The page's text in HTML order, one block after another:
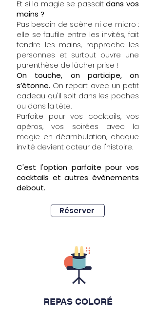
Et si la magie se passaitdans vos
mains ?
Pas besoin de scène ni de micro :
elle se faufile entre les invités, fait
tendre les mains, rapproche les
personnes et surtout ouvre une
parenthèse de lâcher prise !
On touche, on participe, on
s’étonne. On repart avec un petit
cadeau qu'il soit dans les poches
ou dans la tête.
Parfaite pour vos cocktails, vos
apéros, vos soirées avec la
magie en déambulation, chaque
invité devient acteur de l'histoire.
C'est l'option parfaite pour vos
cocktails et autres évènements
debout.
Réserver
REPAS COLORÉ